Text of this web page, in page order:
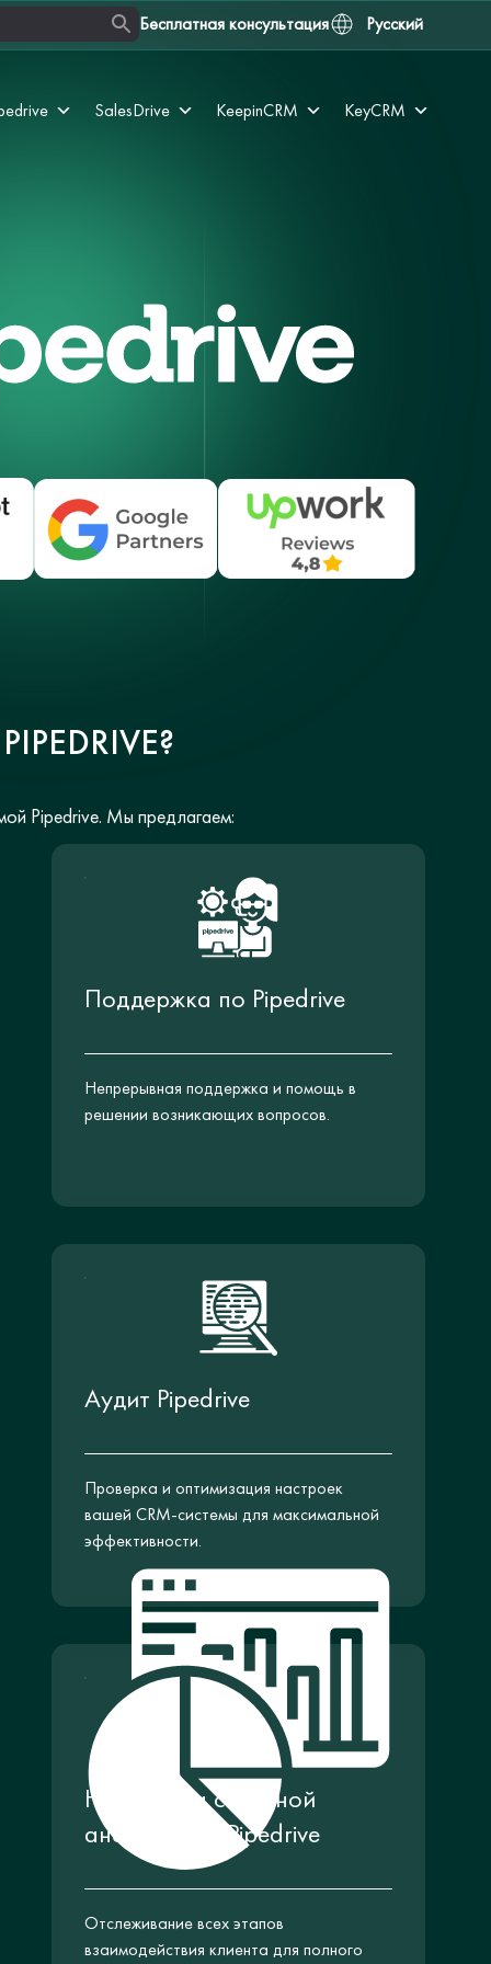
Бесплатная консультация Русский
SalesDrive KeepinCRM KeyCRM
Pipedrive. Мы предлагаем:
Поддержка по Pipedrive
Непрерывная поддержка и помощь в
решении возникающих вопросов.
Аудит Pipedrive
Проверка и оптимизация настроек
вашей CRM-системы для максимальной
эффективности.
Настройка сквозной
аналитики с Pipedrive
Отслеживание всех этапов
взаимодействия клиента для полного